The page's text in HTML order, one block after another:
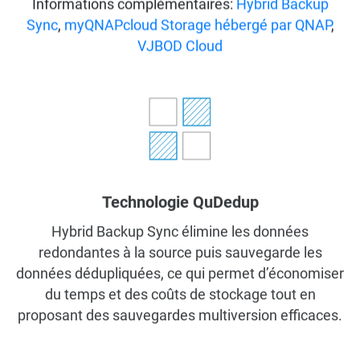
Informations complémentaires: Hybrid Backup
Sync, myQNAPcloud Storage hébergé par QNAP,
VJBOD Cloud
Technologie QuDedup
Hybrid Backup Sync élimine les données
redondantes à la source puis sauvegarde les
données dédupliquées, ce qui permet d’économiser
du temps et des coûts de stockage tout en
proposant des sauvegardes multiversion efficaces.